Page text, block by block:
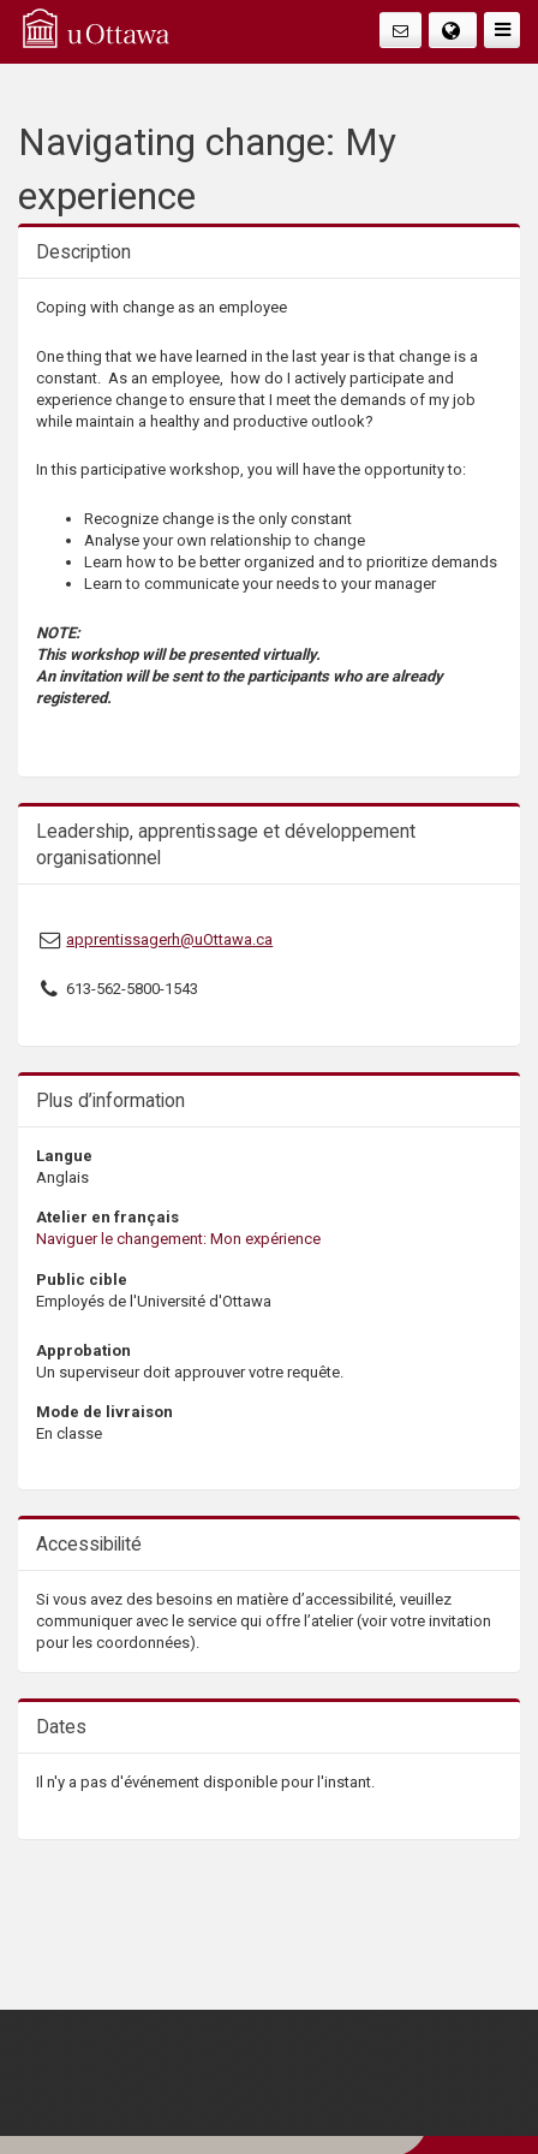
Q
Faire
Navigating change: My
experience
Description
Description
Coping with change as an employee
One thing that we have learned in the last year is that change is a
constant. As an employee, how do I actively participate and
experience change to ensure that I meet the demands of my job
while maintain a healthy and productive outlook?
In this participative workshop, you will have the opportunity to:
Recognize change is the only constant
Analyse your own relationship to change
Learn how to be better organized and to prioritize demands
Learn to communicate your needs to your manager
NOTE:
This workshop will be presented virtually.
An invitation will be sent to the participants who are already
registered.
Leadership, apprentissage et développement
organisationnel
apprentissagerh@uOttawa.ca
613-562-5800-1543
Plus d’information
Langue
Anglais
Atelier en français
Naviguer le changement: Mon expérience
Public cible
Employés de l'Université d'Ottawa
Approbation
Un superviseur doit approuver votre requête.
Mode de livraison
En classe
Accessibilité
Si vous avez des besoins en matière d’accessibilité, veuillez
communiquer avec le service qui offre l’atelier (voir votre invitation
pour les coordonnées).
Dates
Il n'y a pas d'événement disponible pour l'instant.